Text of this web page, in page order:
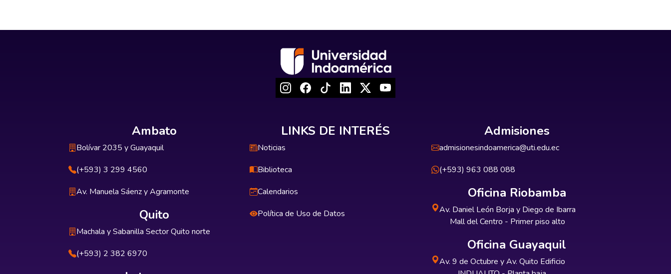
Ambato
Bolívar 2035 y Guayaquil
(+593) 3 299 4560
Av. Manuela Sáenz y Agramonte
Quito
Machala y Sabanilla Sector Quito norte
(+593) 2 382 6970
LINKS DE INTERÉS
Noticias
Biblioteca
Calendarios
Política de Uso de Datos
Admisiones
admisionesindoamerica@uti.edu.ec
(+593) 963 088 088
Oficina Riobamba
Av. Daniel León Borja y Diego de Ibarra
Mall del Centro - Primer piso alto
Oficina Guayaquil
Av. 9 de Octubre y Av. Quito Edificio